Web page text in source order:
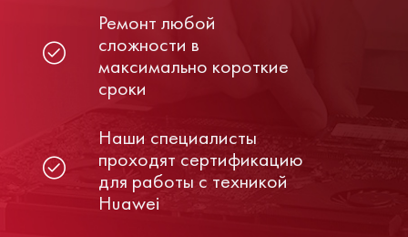
Ремонт любой
сложности в
максимально короткие
сроки
Наши специалисты
проходят сертификацию
для работы с техникой
Huawei